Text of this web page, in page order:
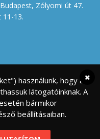
Zólyomi út 47.
11-13.
használunk, hogy a
látogatóinknak. A
bármikor
beállításaiban.